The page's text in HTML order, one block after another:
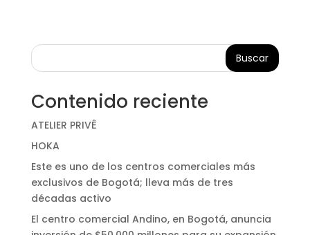
Buscar
Contenido reciente
ATELIER PRIVÊ
HOKA
Este es uno de los centros comerciales más
exclusivos de Bogotá; lleva más de tres
décadas activo
El centro comercial Andino, en Bogotá, anuncia